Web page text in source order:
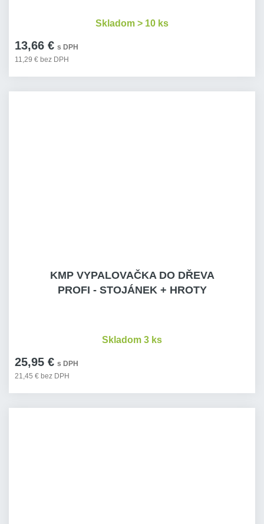
13,66 € s DPH
11,29 € bez DPH
Skladom > 10 ks
KMP VYPALOVAČKA DO DŘEVA
PROFI - STOJÁNEK + HROTY
25,95 € s DPH
21,45 € bez DPH
Skladom 3 ks